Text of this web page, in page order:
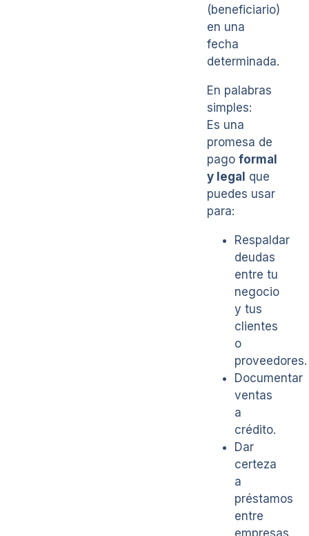
(beneficiario)
en una
fecha
determinada.
En palabras
simples:
Es una
promesa de
pago formal
y legal que
puedes usar
para:
Respaldar
deudas
entre tu
negocio
y tus
clientes
o
proveedores.
Documentar
ventas
a
crédito.
Dar
certeza
a
préstamos
entre
empresas